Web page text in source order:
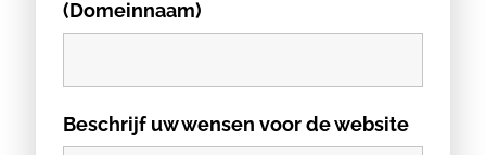
(Domeinnaam)
Beschrijf uw wensen voor de website